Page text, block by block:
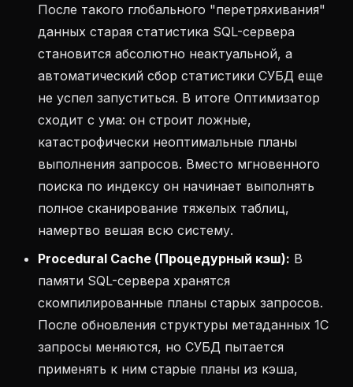
После такого глобального "перетряхивания"
данных старая статистика SQL-сервера
становится абсолютно неактуальной, а
автоматический сбор статистики СУБД еще
не успел запуститься. В итоге Оптимизатор
сходит с ума: он строит ложные,
катастрофически неоптимальные планы
выполнения запросов. Вместо мгновенного
поиска по индексу он начинает выполнять
полное сканирование тяжелых таблиц,
намертво вешая всю систему.
Procedural Cache (Процедурный кэш): В
памяти SQL-сервера хранятся
скомпилированные планы старых запросов.
После обновления структуры метаданных 1С
запросы меняются, но СУБД пытается
применять к ним старые планы из кэша,